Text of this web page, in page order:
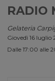
RADIO
Gelateria
Giovedì 16 luglio
Dalle 17:00 alle